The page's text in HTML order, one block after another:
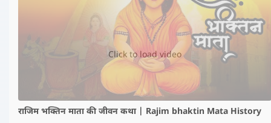
▶️
Click to load video
राजिम भक्तिन माता की जीवन कथा | Rajim bhaktin Mata History